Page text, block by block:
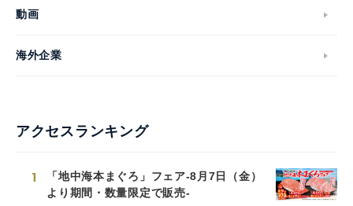
動画
海外企業
アクセスランキング
1
「地中海本まぐろ」フェア-8月7日（金）
より期間・数量限定で販売-